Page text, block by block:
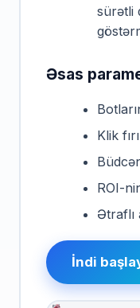
sürətli
Əsas
Klik
ROI-
Ətraflı
İndi